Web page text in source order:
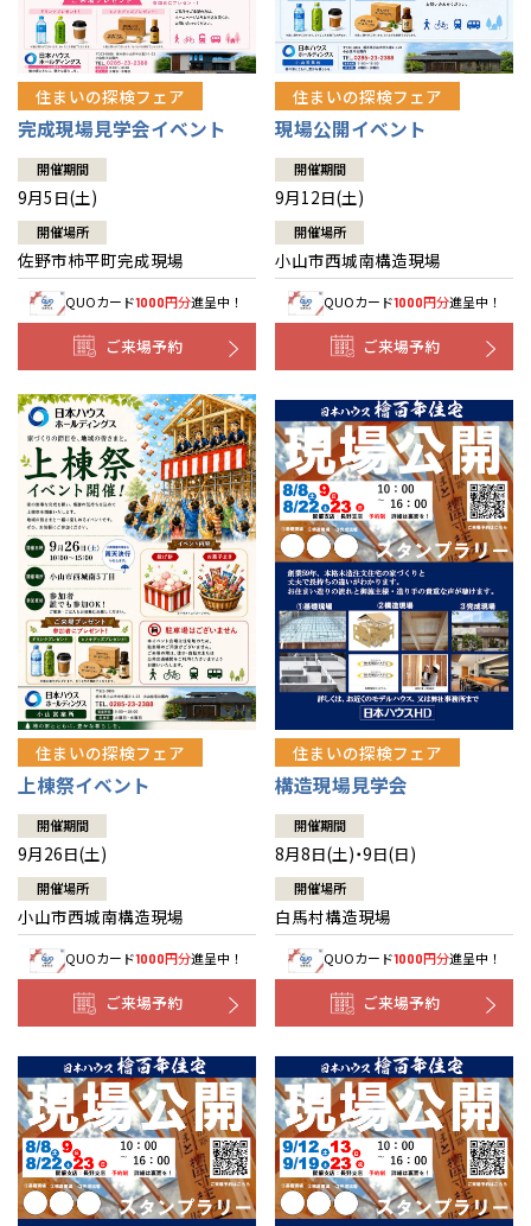
住まいの探検フェア
完成現場見学会イベント
開催期間
9月5日(土)
開催場所
佐野市柿平町完成現場
QUOカード1000円分進呈中！
ご来場予約
住まいの探検フェア
現場公開イベント
開催期間
9月12日(土)
開催場所
小山市西城南構造現場
QUOカード1000円分進呈中！
ご来場予約
住まいの探検フェア
上棟祭イベント
開催期間
9月26日(土)
開催場所
小山市西城南構造現場
QUOカード1000円分進呈中！
ご来場予約
住まいの探検フェア
構造現場見学会
開催期間
8月8日(土)・9日(日)
開催場所
白馬村構造現場
QUOカード1000円分進呈中！
ご来場予約